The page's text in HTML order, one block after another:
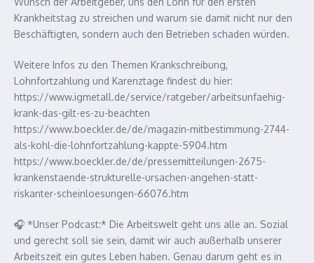
Krankheitstag zu streichen und warum sie damit nicht nur den
Beschäftigten, sondern auch den Betrieben schaden würden.
Weitere Infos zu den Themen Krankschreibung,
Lohnfortzahlung und Karenztage findest du hier:
https://www.igmetall.de/service/ratgeber/arbeitsunfaehig-
krank-das-gilt-es-zu-beachten
https://www.boeckler.de/de/magazin-mitbestimmung-2744-
als-kohl-die-lohnfortzahlung-kappte-5904.htm
https://www.boeckler.de/de/pressemitteilungen-2675-
krankenstaende-strukturelle-ursachen-angehen-statt-
riskanter-scheinloesungen-66076.htm
🎧 *Unser Podcast:* Die Arbeitswelt geht uns alle an. Sozial
und gerecht soll sie sein, damit wir auch außerhalb unserer
Arbeitszeit ein gutes Leben haben. Genau darum geht es in